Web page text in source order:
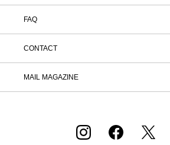
FAQ
CONTACT
MAIL MAGAZINE